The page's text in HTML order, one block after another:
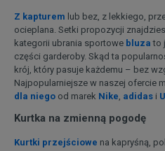
Z kapturem lub bez, z lekkiego,
ocieplana. Setki propozycji
kategorii ubrania sportowe bluza to
części garderoby. Skąd ta
krój, który pasuje każdemu – bez
Najpopularniejsze w naszej ofercie
dla niego od marek Nike, adidas i
Kurtka na zmienną pogodę
Kurtki przejściowe na kapryśną,